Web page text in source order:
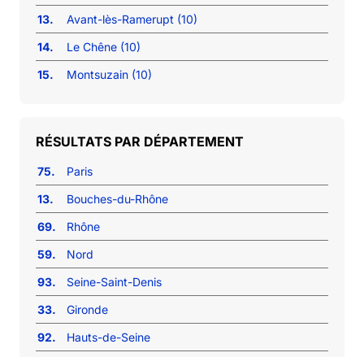
13.
Avant-lès-Ramerupt (10)
14.
Le Chêne (10)
15.
Montsuzain (10)
RÉSULTATS PAR DÉPARTEMENT
75.
Paris
13.
Bouches-du-Rhône
69.
Rhône
59.
Nord
93.
Seine-Saint-Denis
33.
Gironde
92.
Hauts-de-Seine